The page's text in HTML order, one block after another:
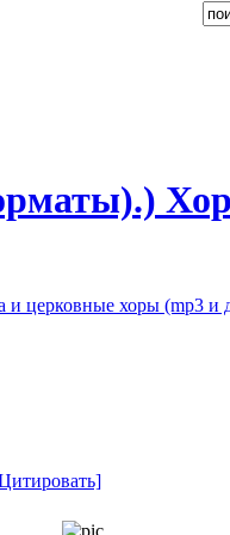
​ы).)
и церковные хоры (mp3 и